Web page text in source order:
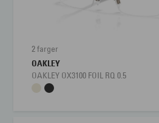
2 farger
OAKLEY
OAKLEY OX3100 FOIL RQ 0.5